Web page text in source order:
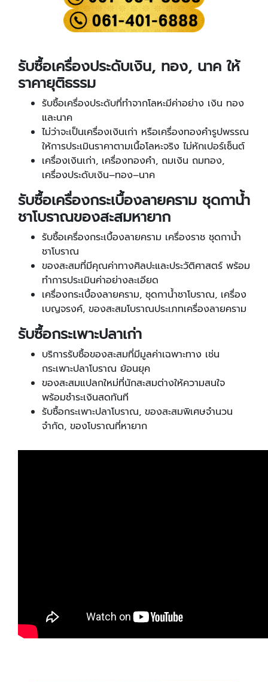
รับซื้อเครื่องประดับเงิน, ทอง, นาค ให้
ราคายุติธรรม
รับซื้อเครื่องประดับที่ทำจากโลหะมีค่าอย่าง เงิน ทอง
และนาค
ไม่ว่าจะเป็นเครื่องเงินเก่า หรือเครื่องทองคำรูปพรรณ
ให้การประเมินราคาตามเนื้อโลหะจริง ไม่หักเปอร์เซ็นต์
เครื่องเงินเก่า, เครื่องทองคำ, ถมเงิน ถมทอง,
เครื่องประดับเงิน–ทอง–นาค
รับซื้อเครื่องกระเบื้องลายคราม ชุดกาน้ำ
ชาโบราณของสะสมหายาก
รับซื้อเครื่องกระเบื้องลายคราม เครื่องราช ชุดกาน้ำ
ชาโบราณ
ของสะสมที่มีคุณค่าทางศิลปะและประวัติศาสตร์ พร้อม
ทำการประเมินค่าอย่างละเอียด
เครื่องกระเบื้องลายคราม, ชุดกาน้ำชาโบราณ, เครื่อง
เบญจรงค์, ของสะสมโบราณประเภทเครื่องลายคราม
รับซื้อกระเพาะปลาเก่า
บริการรับซื้อของสะสมที่มีมูลค่าเฉพาะทาง เช่น
กระเพาะปลาโบราณ ย้อนยุค
ของสะสมแปลกใหม่ที่นักสะสมต่างให้ความสนใจ
พร้อมชำระเงินสดทันที
รับซื้อกระเพาะปลาโบราณ, ของสะสมพิเศษจำนวน
จำกัด, ของโบราณที่หายาก